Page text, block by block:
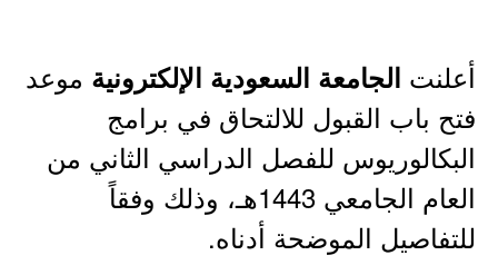
أعلنت الجامعة السعودية الإلكترونية موعد
فتح باب القبول للالتحاق في برامج
البكالوريوس للفصل الدراسي الثاني من
العام الجامعي 1443هـ، وذلك وفقاً
للتفاصيل الموضحة أدناه.